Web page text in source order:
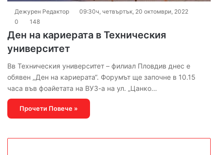
Дежурен Редактор
09:30ч, четвъртък, 20 октомври, 2022
0
148
Ден на кариерата в Техническия
университет
Вв Техническия университет – филиал Пловдив днес е
обявен „Ден на кариерата“. Форумът ще започне в 10.15
часа във фоайетата на ВУЗ-а на ул. „Цанко…
Прочети Повече »